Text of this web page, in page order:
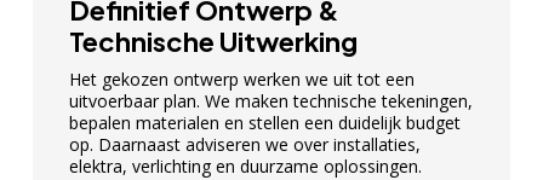
Definitief Ontwerp &
Technische Uitwerking
Het gekozen ontwerp werken we uit tot een
uitvoerbaar plan. We maken technische tekeningen,
bepalen materialen en stellen een duidelijk budget
op. Daarnaast adviseren we over installaties,
elektra, verlichting en duurzame oplossingen.